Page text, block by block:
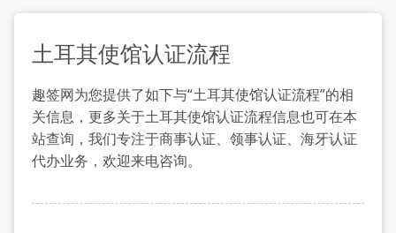
馆
认
证
流
程
土耳其使馆认证流程
趣签网为您提供了如下与“土耳其使馆认证流程”的相
关信息，更多关于土耳其使馆认证流程信息也可在本
站查询，我们专注于商事认证、领事认证、海牙认证
代办业务，欢迎来电咨询。